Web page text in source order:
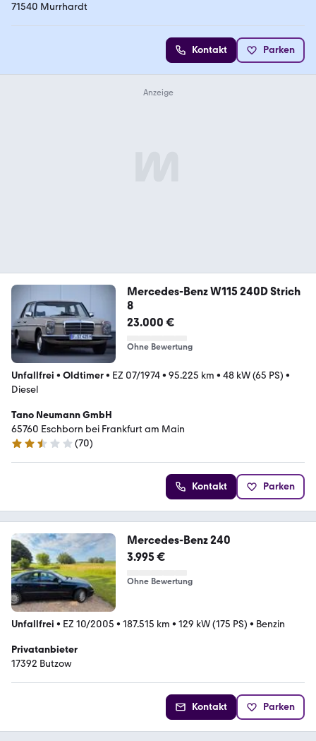
71540 Murrhardt
Kontakt Parken
Mercedes-Benz W115 240D Strich
8
23.000 €
Ohne Bewertung
Unfallfrei • Oldtimer• EZ 07/1974• 95.225 km • 48 kW (65 PS) •
Diesel
Tano Neumann GmbH
65760 Eschborn bei Frankfurt am Main
2.3 Sterne
(70)
Kontakt Parken
Mercedes-Benz 240
3.995 €
Ohne Bewertung
Unfallfrei • EZ 10/2005 • 187.515 km • 129 kW (175 PS) • Benzin
Privatanbieter
17392 Butzow
Kontakt Parken